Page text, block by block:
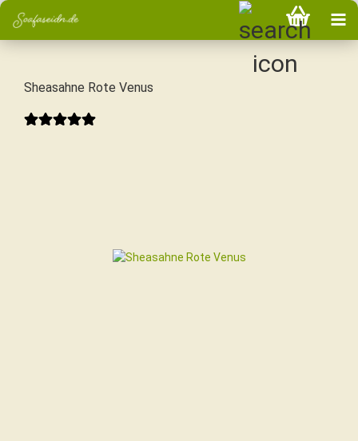
Sheasahne Rote Venus